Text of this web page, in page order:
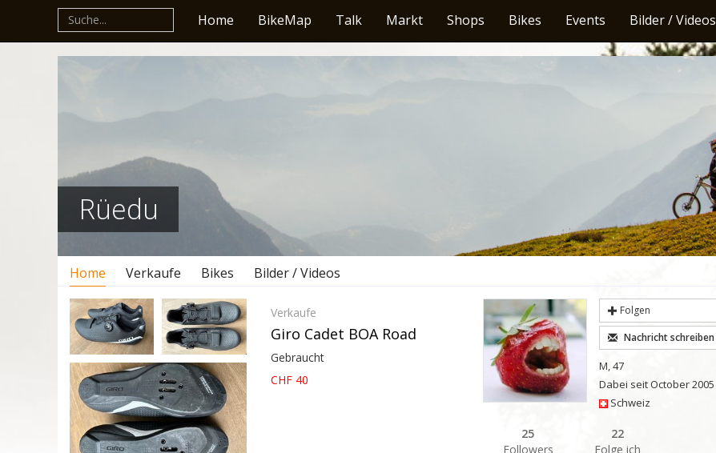
Home BikeMap Talk Markt Shops Bikes Events Bilder / Videos
Rüedu
Home Verkaufe Bikes Bilder / Videos
Folgen
Nachricht schreiben
M, 47
Dabei seit October 2005
Schweiz
25
Followers
22
Folge ich
Verkaufe
Giro Cadet BOA Road
Gebraucht
CHF 40